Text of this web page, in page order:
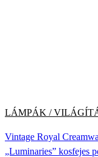
LÁMPÁK /
Vintage Royal
„Luminaries” kosfejes